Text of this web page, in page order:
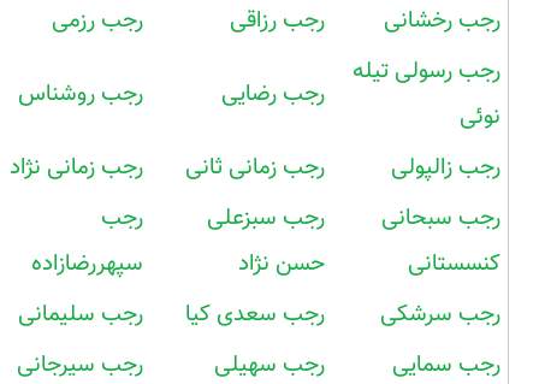
رجب رخشانی
رجب رزاقی
رجب رزمی
رجب رسولی تیله
نوئی
رجب رضایی رجب روشناس
رجب زالپولی رجب زمانی ثانی
رجب زمانی نژاد
رجب سبحانی
کنسستانی
رجب سبزعلی
حسن نژاد
رجب
سپهررضازاده
رجب سرشکی
رجب سعدی کیا
رجب سلیمانی
رجب سمایی
رجب سهیلی
رجب سیرجانی